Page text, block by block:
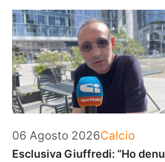
06 Agosto 2026Categorie
Calcio
Esclusiva Giuffredi: “Ho